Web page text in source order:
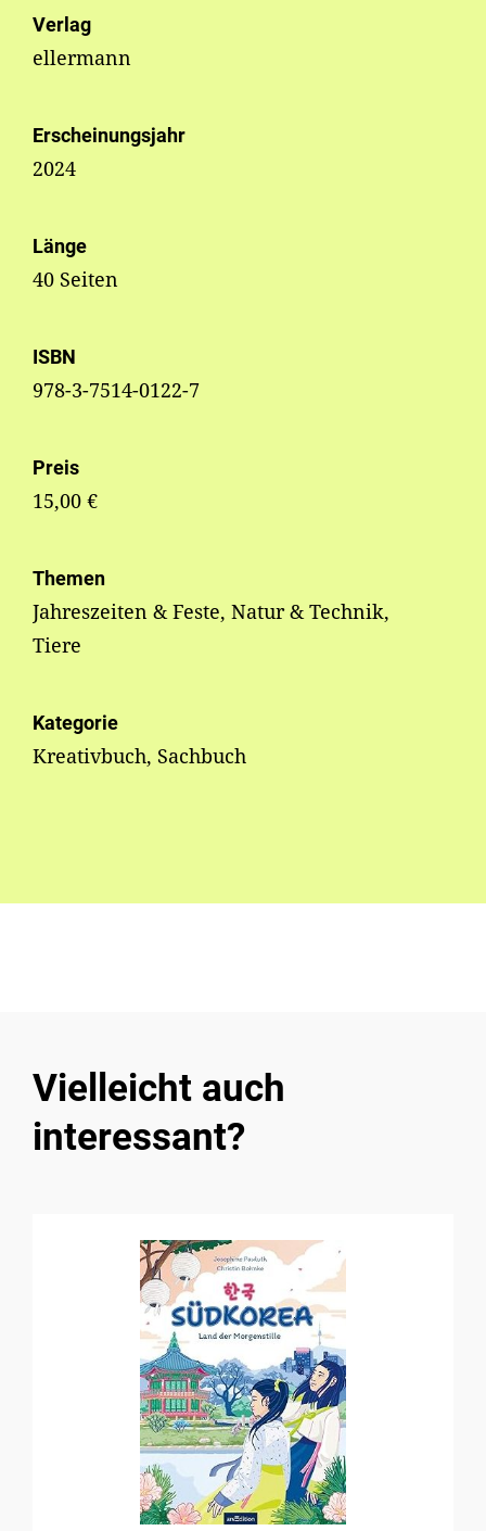
Verlag
ellermann
Erscheinungsjahr
2024
Länge
40 Seiten
ISBN
978-3-7514-0122-7
Preis
15,00 €
Themen
Jahreszeiten & Feste, Natur & Technik,
Tiere
Kategorie
Kreativbuch, Sachbuch
Vielleicht auch
interessant?